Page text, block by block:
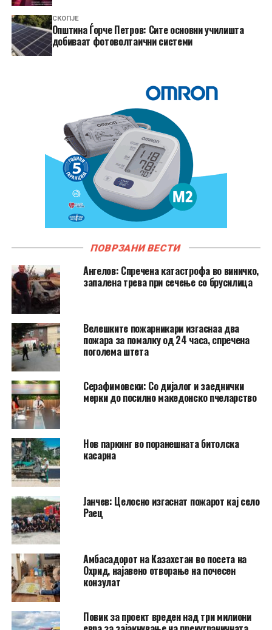
СКОПЈЕ
Општина Ѓорче Петров: Сите основни училишта
добиваат фотоволтаични системи
ПОВРЗАНИ ВЕСТИ
Ангелов: Спречена катастрофа во виничко,
запалена трева при сечење со брусилица
Велешките пожарникари изгаснаа два
пожара за помалку од 24 часа, спречена
поголема штета
Серафимовски: Со дијалог и заеднички
мерки до посилно македонско пчеларство
Нов паркинг во поранешната битолска
касарна
Јанчев: Целосно изгаснат пожарот кај село
Раец
Амбасадорот на Казахстан во посета на
Охрид, најавено отворање на почесен
конзулат
Повик за проект вреден над три милиони